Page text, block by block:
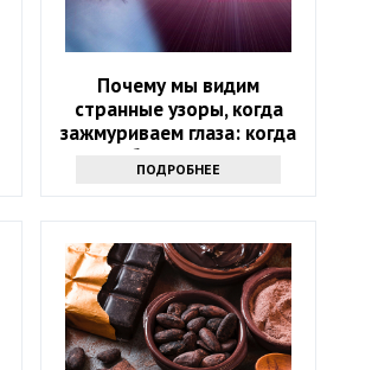
Почему мы видим
странные узоры, когда
зажмуриваем глаза: когда
стоит обратиться к врачу
ПОДРОБНЕЕ